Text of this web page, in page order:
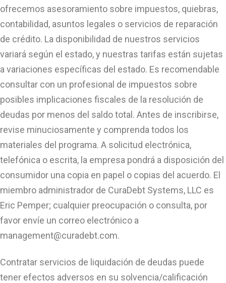
ofrecemos asesoramiento sobre impuestos, quiebras,
contabilidad, asuntos legales o servicios de reparación
de crédito. La disponibilidad de nuestros servicios
variará según el estado, y nuestras tarifas están sujetas
a variaciones específicas del estado. Es recomendable
consultar con un profesional de impuestos sobre
posibles implicaciones fiscales de la resolución de
deudas por menos del saldo total. Antes de inscribirse,
revise minuciosamente y comprenda todos los
materiales del programa. A solicitud electrónica,
telefónica o escrita, la empresa pondrá a disposición del
consumidor una copia en papel o copias del acuerdo. El
miembro administrador de CuraDebt Systems, LLC es
Eric Pemper; cualquier preocupación o consulta, por
favor envíe un correo electrónico a
management@curadebt.com.
Contratar servicios de liquidación de deudas puede
tener efectos adversos en su solvencia/calificación